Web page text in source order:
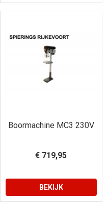
Boormachine MC3 230V
€ 719,95
BEKIJK